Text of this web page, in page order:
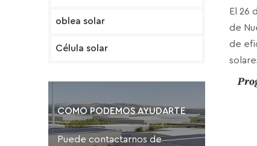
oblea solar
Célula solar
COMO PODEMOS AYUDARTE
Puede contactarnos de
El 26
de
de